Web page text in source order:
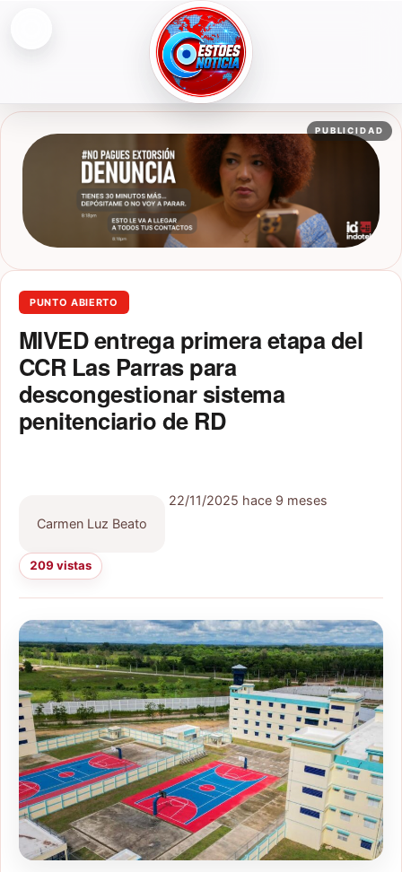
ESTOESNOTICIA|NOTICIAS
PUBLICIDAD
PUNTO ABIERTO
MIVED entrega primera etapa del
CCR Las Parras para
descongestionar sistema
penitenciario de RD
Carmen Luz Beato
22/11/2025 hace 9 meses
209 vistas